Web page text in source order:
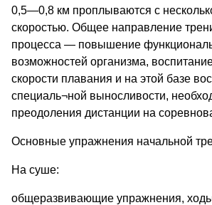
0,5—0,8 км проплываются с
скоростью. Общее направление
процесса — повышение
возможностей организма,
скорости плавания и на этой базе
специаль¬ной выносливости,
преодоления дистанции на
Основные упражнения начальной
На суше:
общеразвивающие упражнения,